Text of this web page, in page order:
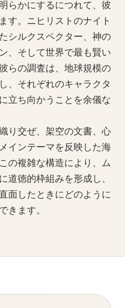
らかにするにつれて、彼
す。ニヒリストのナイト
シルクスペクター、神の
、そして世界で最も賢い
らの調査は、地球規模の
、それぞれのキャラクタ
立ち向かうことを余儀な
り交ぜ、架空の文書、心
インテーマを反映した海
の複雑な構造により、ム
道徳的枠組みを形成し、
面したときにどのように
きます。